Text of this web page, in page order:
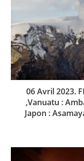
06 Avril 2023.
,Vanuatu :
Japon :